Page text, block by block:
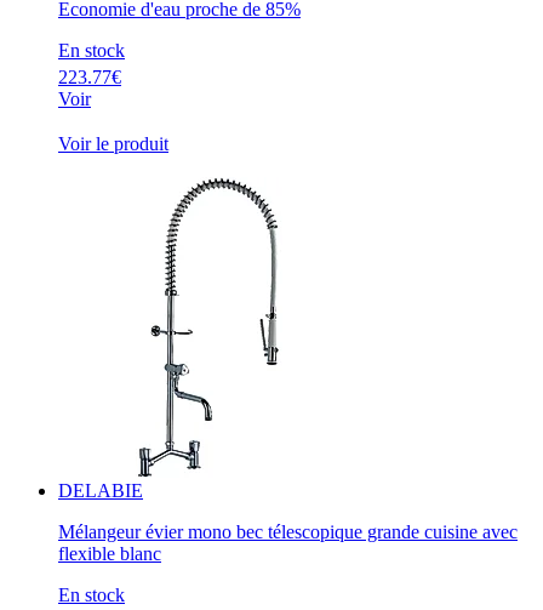
Economie d'eau proche de 85%
En stock
223.77€
Voir
Voir le produit
DELABIE
Mélangeur évier mono bec télescopique grande cuisine avec
flexible blanc
En stock